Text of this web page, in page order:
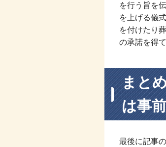
を行う旨を
を上げる儀
を付けたり
の承諾を得
まと
は事
最後に記事